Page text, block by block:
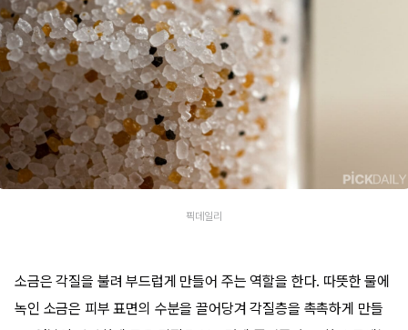
픽데일리
소금은 각질을 불려 부드럽게 만들어 주는 역할을 한다. 따뜻한 물에
녹인 소금은 피부 표면의 수분을 끌어당겨 각질층을 촉촉하게 만들